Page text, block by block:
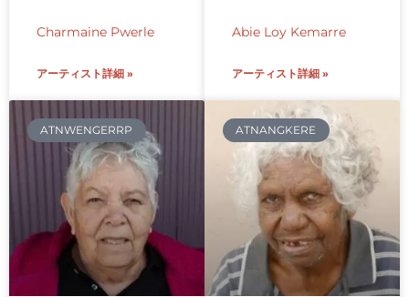
Charmaine Pwerle
アーティスト詳細 »
Abie Loy Kemarre
アーティスト詳細 »
ATNWENGERRP ATNANGKERE